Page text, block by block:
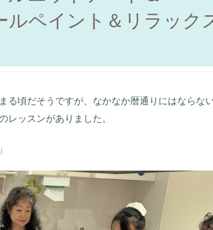
ルペイント＆リラック
る頃だそうですが、なかなか暦通りにはならな
ッスンがありました。